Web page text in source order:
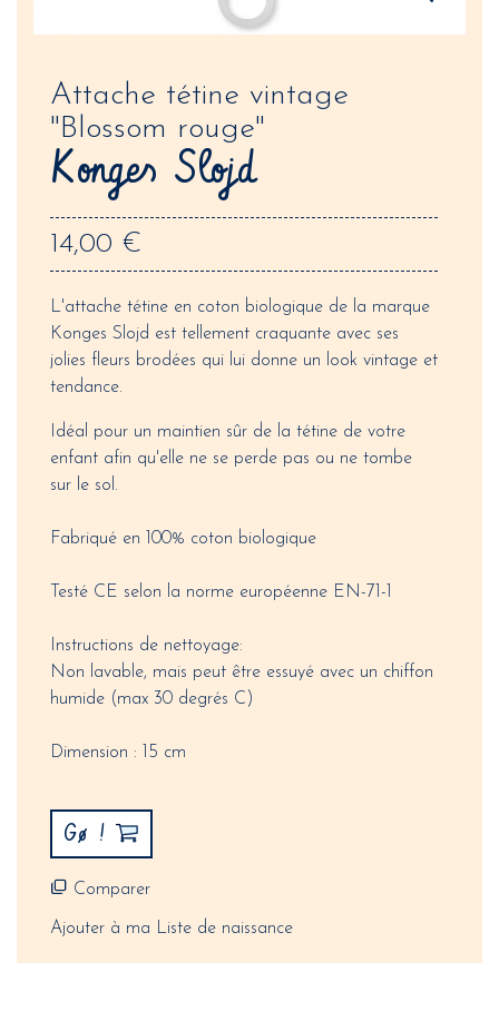
Attache tétine vintage
"Blossom rouge"
Konges Slojd
14,00 €
L'attache tétine en coton biologique de la marque
Konges Slojd est tellement craquante avec ses
jolies fleurs brodées qui lui donne un look vintage et
tendance.
Idéal pour un maintien sûr de la tétine de votre
enfant afin qu'elle ne se perde pas ou ne tombe
sur le sol.
Fabriqué en 100% coton biologique
Testé CE selon la norme européenne EN-71-1
Instructions de nettoyage:
Non lavable, mais peut être essuyé avec un chiffon
humide (max 30 degrés C)
Dimension : 15 cm
Gø !
Comparer
Ajouter à ma Liste de naissance